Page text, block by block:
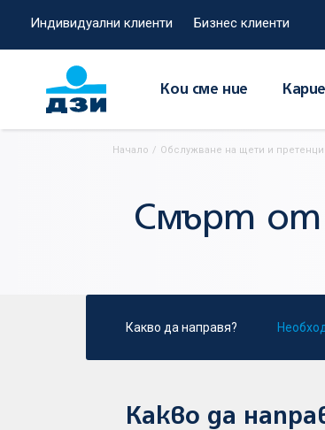
Индивидуални клиенти Бизнес клиенти
Кои сме ние
Начало / Обслужване на щети и
Смърт от
Какво да направя?
Какво да